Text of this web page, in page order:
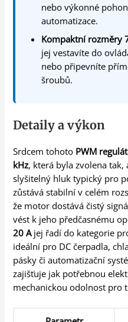
nebo výkonné
automatizace.
Kompaktní rozměry
jej vestavíte do
nebo připevníte
šroubů.
Detaily a výkon
Srdcem tohoto PWM
kHz, která byla zvolena
slyšitelný hluk typický pro
zůstává stabilní v celém
že motor dostává čistý
vést k jeho předčasnému
20 Ajej řadí do kategorie
ideální pro DC čerpadla,
pásky či automatizační
zajišťuje jak potřebnou
mechanickou odolnost pro